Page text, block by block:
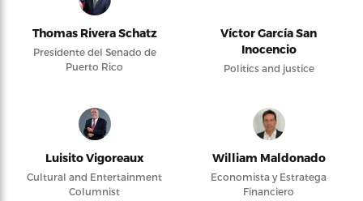
Thomas Rivera Schatz
Presidente del Senado de
Puerto Rico
Víctor García San
Inocencio
Politics and justice
Luisito Vigoreaux
Cultural and Entertainment
Columnist
William Maldonado
Economista y Estratega
Financiero